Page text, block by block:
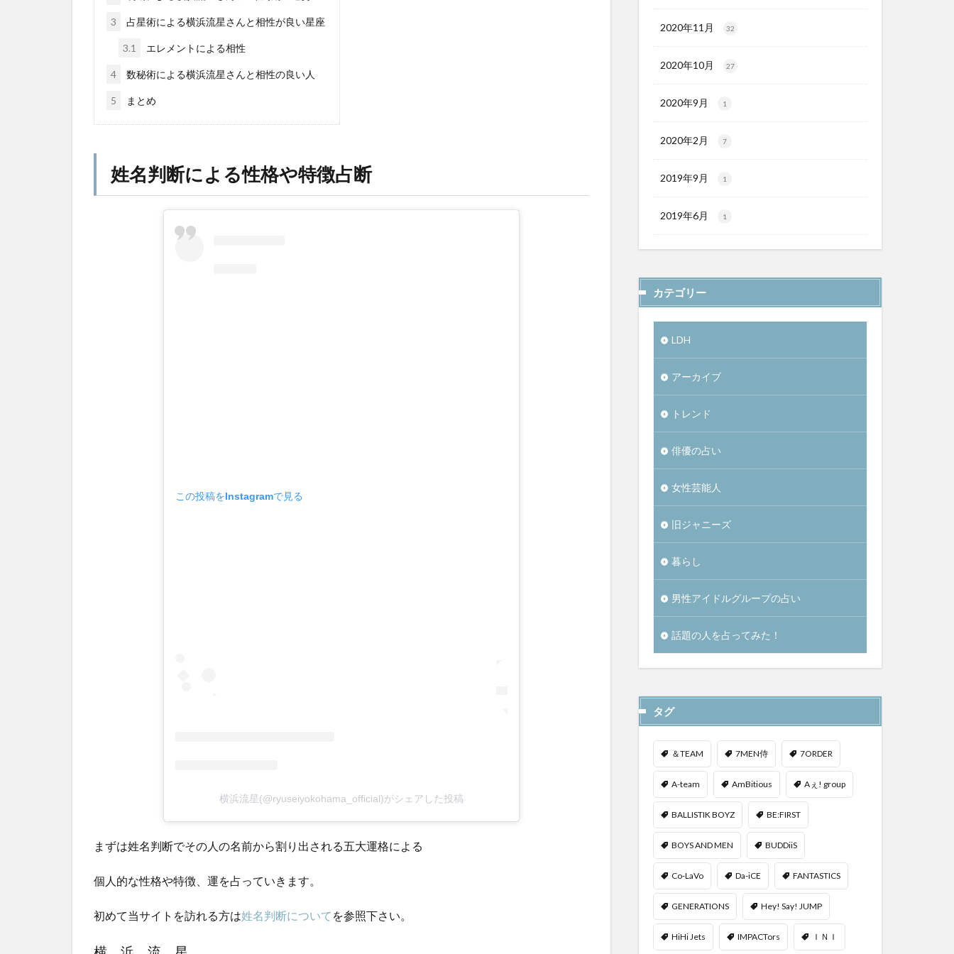
3 占星術による横浜流星さんと相性が良い星座
3.1 エレメントによる相性
4 数秘術による横浜流星さんと相性の良い人
5 まとめ
姓名判断による性格や特徴占断
この投稿をInstagramで見る
横浜流星(@ryuseiyokohama_official)がシェアした投稿
まずは姓名判断でその人の名前から割り出される五大運格による
個人的な性格や特徴、運を占っていきます。
初めて当サイトを訪れる方は姓名判断について を参照下さい。
2020年11月 32
2020年10月 27
2020年9月 1
2020年2月 7
2019年9月 1
2019年6月 1
カテゴリー
LDH
アーカイブ
トレンド
俳優の占い
女性芸能人
旧ジャニーズ
暮らし
男性アイドルグループの占い
話題の人を占ってみた！
タグ
＆TEAM 7MEN侍 7ORDER
A-team AmBitious Aぇ! group
BALLISTIK BOYZ BE:FIRST
BOYS AND MEN BUDDiiS
Co-LaVo Da-iCE FANTASTICS
GENERATIONS Hey! Say! JUMP
HiHi Jets IMPACTors ＩＮＩ